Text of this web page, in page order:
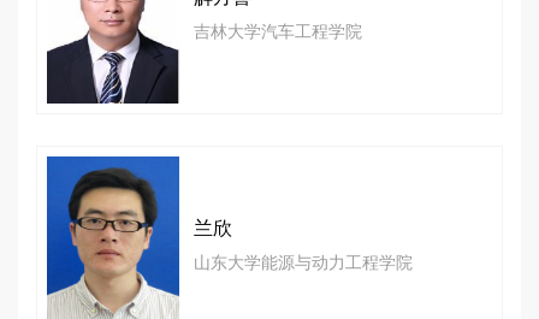
吉林大学汽车工程学院
兰欣
山东大学能源与动力工程学院